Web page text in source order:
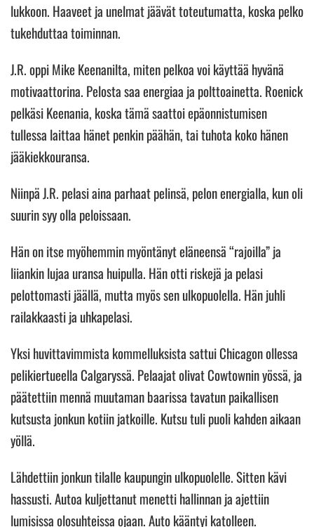
lukkoon. Haaveet ja unelmat jäävät toteutumatta, koska pelko
tukehduttaa toiminnan.
J.R. oppi Mike Keenanilta, miten pelkoa voi käyttää hyvänä
motivaattorina. Pelosta saa energiaa ja polttoainetta. Roenick
pelkäsi Keenania, koska tämä saattoi epäonnistumisen
tullessa laittaa hänet penkin päähän, tai tuhota koko hänen
jääkiekkouransa.
Niinpä J.R. pelasi aina parhaat pelinsä, pelon energialla, kun oli
suurin syy olla peloissaan.
Hän on itse myöhemmin myöntänyt eläneensä “rajoilla” ja
liiankin lujaa uransa huipulla. Hän otti riskejä ja pelasi
pelottomasti jäällä, mutta myös sen ulkopuolella. Hän juhli
railakkaasti ja uhkapelasi.
Yksi huvittavimmista kommelluksista sattui Chicagon ollessa
pelikiertueella Calgaryssä. Pelaajat olivat Cowtownin yössä, ja
päätettiin mennä muutaman baarissa tavatun paikallisen
kutsusta jonkun kotiin jatkoille. Kutsu tuli puoli kahden aikaan
yöllä.
Lähdettiin jonkun tilalle kaupungin ulkopuolelle. Sitten kävi
hassusti. Autoa kuljettanut menetti hallinnan ja ajettiin
lumisissa olosuhteissa ojaan. Auto kääntyi katolleen.